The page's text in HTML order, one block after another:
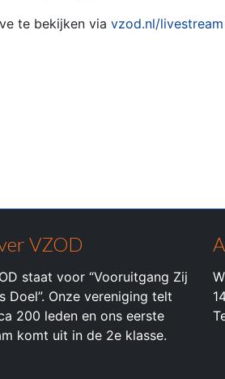
te bekijken via vzod.nl/livestream
VZOD
staat voor “Vooruitgang Zij
Doel”. Onze vereniging telt
200 leden en ons eerste
komt uit in de 2e klasse.